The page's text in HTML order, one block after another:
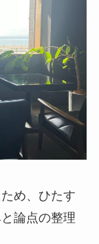
め、ひたす
論点の整理